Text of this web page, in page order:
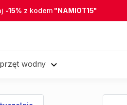
-15% z kodem "NAMIOT15"
wodny